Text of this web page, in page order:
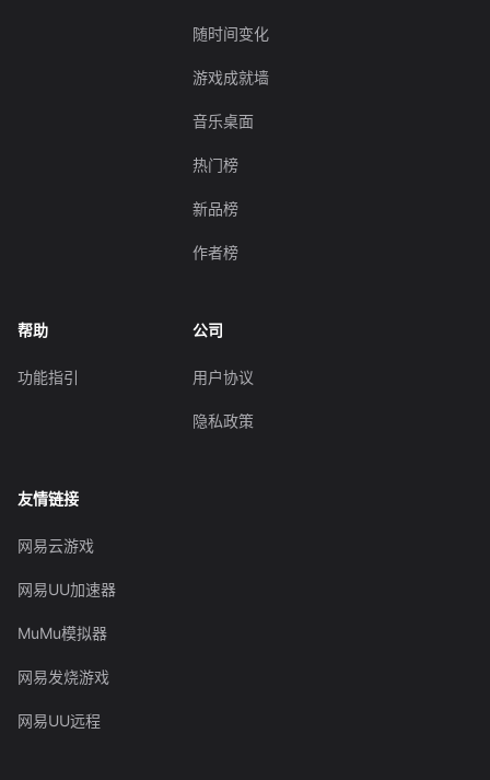
随时间变化
游戏成就墙
音乐桌面
热门榜
新品榜
作者榜
帮助
功能指引
公司
用户协议
隐私政策
友情链接
网易云游戏
网易UU加速器
MuMu模拟器
网易发烧游戏
网易UU远程